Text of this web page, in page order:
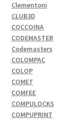
Clementoni
CLUB3D
COCCOINA
CODEMASTER
Codemasters
COLOMPAC
COLOP
COMET
COMFEE
COMPULOCKS
COMPUPRINT